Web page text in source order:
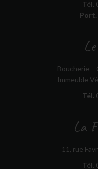
Tél.
Port.
Boucherie –
Immeuble
Tél.
La
11, rue
Tél.